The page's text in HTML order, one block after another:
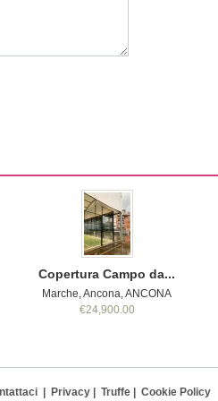
Copertura Campo da...
Marche, Ancona, ANCONA
€24,900.00
Privacy Truffe Cookie Policy